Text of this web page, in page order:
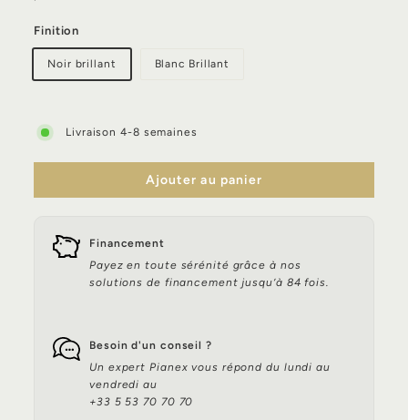
Finition
Noir brillant Blanc Brillant
Livraison 4-8 semaines
Ajouter au panier
Financement
Payez en toute sérénité grâce à nos
solutions de financement jusqu’à 84 fois.
Besoin d'un conseil ?
Un expert Pianex vous répond du lundi au
vendredi au
+33 5 53 70 70 70